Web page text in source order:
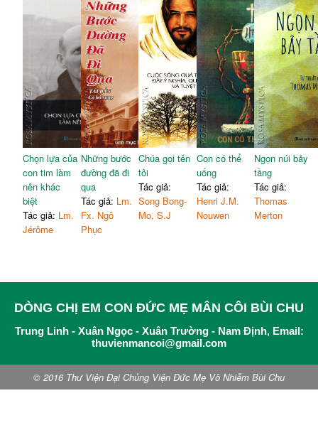
Chọn lựa của
con tim làm
nên khác
biệt
Tác giả: Lm.
Jérôme
Những bước
đường đã đi
qua
Tác giả: Lm.
Fx. Ngô
Phục
Chúa gọi tên
tôi
Tác giả:
Song Bong-
Mo, S.J
Con có thể
uống
Tác giả:
Henri J.M.
Nouwen
Ngọn núi bảy
tầng
Tác giả:
Thomas
Merton
DÒNG CHỊ EM CON ĐỨC MẸ MÂN CÔI BÙI CHU
Trung Linh - Xuân Ngọc - Xuân Trường - Nam Định, Email:
thuvienmancoi@gmail.com
© 2016 Thư Viện Đại Chủng Viện Đức Mẹ Vô Nhiễm Bùi Chu